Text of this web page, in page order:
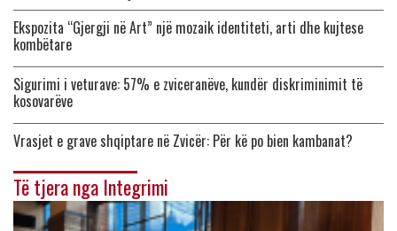
Ekspozita “Gjergji në Art” një mozaik identiteti, arti dhe kujtese
kombëtare
Sigurimi i veturave: 57% e zviceranëve, kundër diskriminimit të
kosovarëve
Vrasjet e grave shqiptare në Zvicër: Për kë po bien kambanat?
Të tjera nga Integrimi